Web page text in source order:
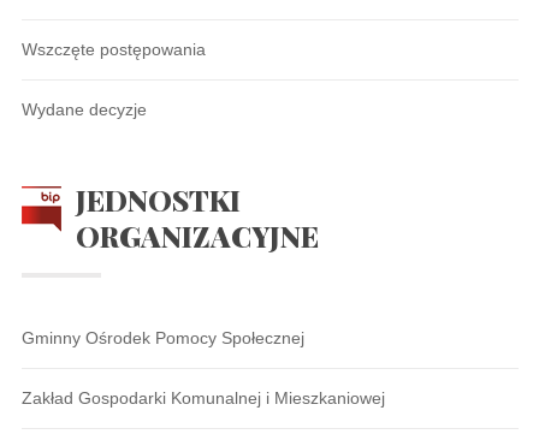
Wszczęte postępowania
Wydane decyzje
JEDNOSTKI
ORGANIZACYJNE
Gminny Ośrodek Pomocy Społecznej
Zakład Gospodarki Komunalnej i Mieszkaniowej